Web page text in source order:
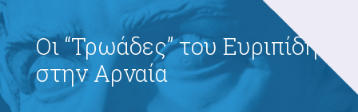
Οι “Τρωάδες” του Ευριπίδη
στην Αρναία